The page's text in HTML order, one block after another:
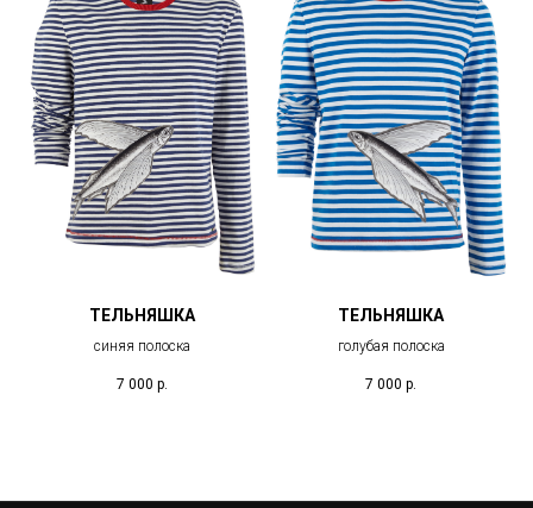
ТЕЛЬНЯШКА
синяя полоска
7 000 р.
ТЕЛЬНЯШКА
голубая полоска
7 000 р.